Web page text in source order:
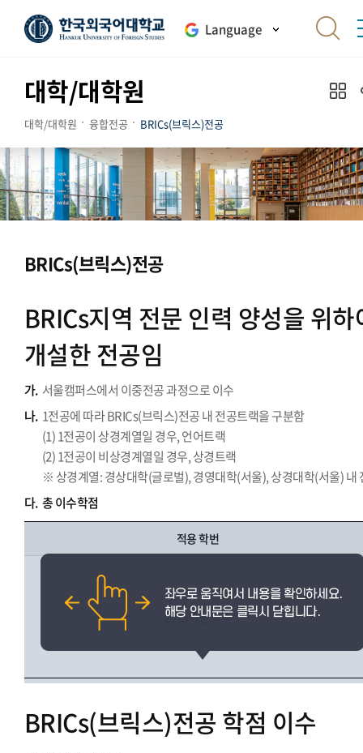
Language
대학/대학원
대학/대학원 융합전공 BRICs(브릭스)전공
BRICs(브릭스)전공
BRICs지역 전문 인력 양성을 위하
개설한 전공임
가. 서울캠퍼스에서 이중전공 과정으로 이수
나. 1전공에 따라 BRICs(브릭스)전공 내 전공트랙을 구분함
(1) 1전공이 상경계열일 경우, 언어트랙
(2) 1전공이 비상경계열일 경우, 상경트랙
※ 상경계열: 경상대학(글로벌), 경영대학(서울), 상경대학(서울) 내
다. 총 이수학점
적용 학번
2015학번 이후
BRICs(브릭스)전공 학점 이수